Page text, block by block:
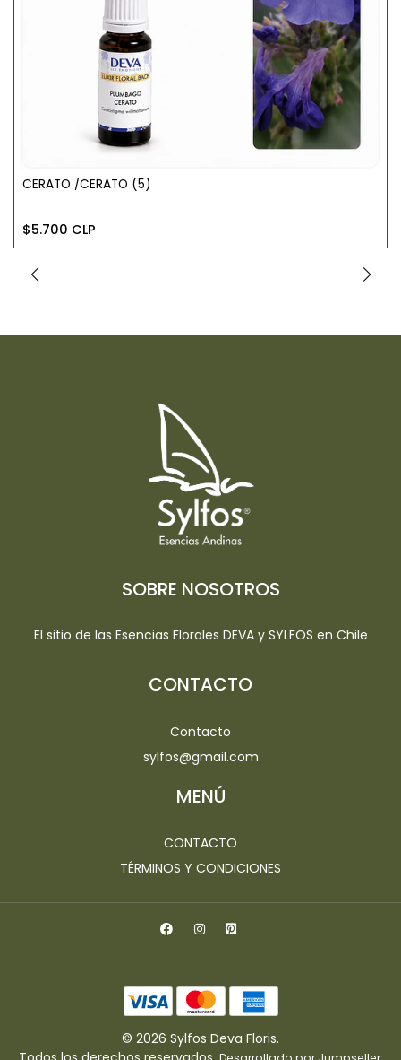
CERATO /CERATO (5)
$5.700 CLP
SOBRE NOSOTROS
El sitio de las Esencias Florales DEVA y SYLFOS en Chile
CONTACTO
Contacto
sylfos@gmail.com
MENÚ
CONTACTO
TÉRMINOS Y CONDICIONES
© 2026 Sylfos Deva Floris.